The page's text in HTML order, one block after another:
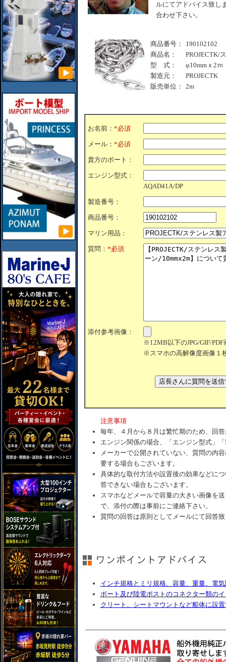
ルにてアドバイス致し
合わせ下さい。
商品番号：
190102102
商品名：
PROJECTK/
型 式：
φ10mmｘ2ｍ
製造元：
PROJECTK
販売単位：
2m
お名前： *必須
メール： *必須
貴方のボート：
エンジン型式：
AQAD41A/DP
製造番号：
商品番号：
マリン用品：
質問： *必須
添付参考画像：
※12MB以下のJPG/GIF/
※スマホの高解像度画像１
注意事項
毎年、４月から８月は繁忙期のため、回
エンジン関係の場合、「エンジン型式」
メーカーで公開されていない、質問の内
要する場合もございます。
具体的な取付方法や設置後の効果などに
答できない場合もございます。
スマホなどメールで容量の大きい画像を
で、添付の際は事前にご連絡下さい。
質問の回答は原則としてメールにて回答
インチ規格とミリ規格、容量、重量、電
ボート及び陸電ポストのコネクター類の
クリート、シートマウントなど船体に設